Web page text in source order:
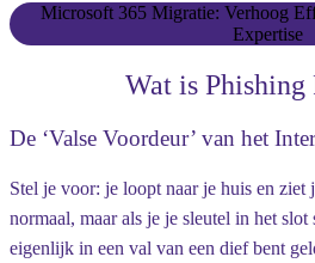
Microsoft 365 Migratie: Verhoog
Expertise
Wat is Phishing
De ‘Valse Voordeur’ van het
Stel je voor: je loopt naar je huis en
normaal, maar als je je sleutel in het slot
eigenlijk in een val van een dief bent